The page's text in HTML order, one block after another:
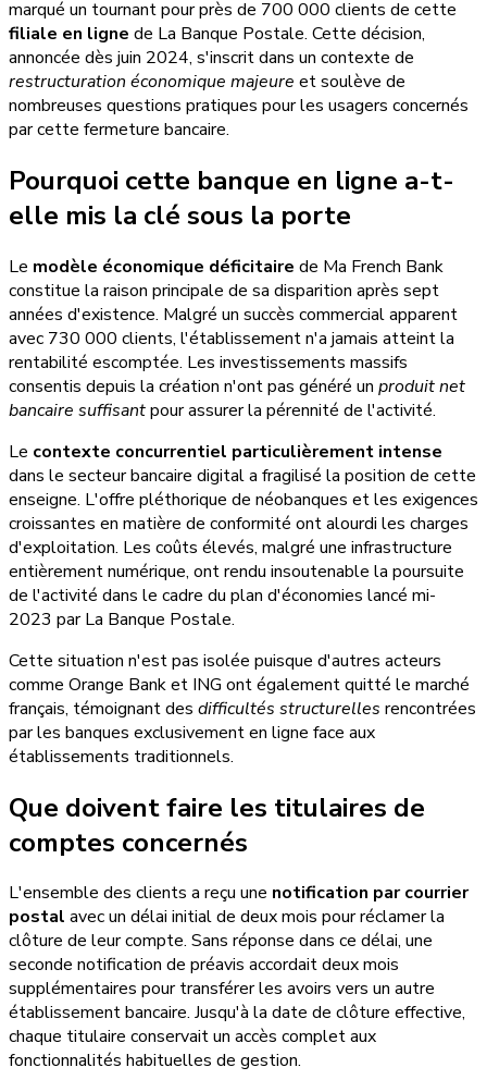
marqué un tournant pour près de 700 000 clients de cette
filiale en ligne de La Banque Postale. Cette décision,
annoncée dès juin 2024, s'inscrit dans un contexte de
restructuration économique majeure et soulève de
nombreuses questions pratiques pour les usagers concernés
par cette fermeture bancaire.
Pourquoi cette banque en ligne a-t-
elle mis la clé sous la porte
Le modèle économique déficitaire de Ma French Bank
constitue la raison principale de sa disparition après sept
années d'existence. Malgré un succès commercial apparent
avec 730 000 clients, l'établissement n'a jamais atteint la
rentabilité escomptée. Les investissements massifs
consentis depuis la création n'ont pas généré un produit net
bancaire suffisantpour assurer la pérennité de l'activité.
Le contexte concurrentiel particulièrement intense
dans le secteur bancaire digital a fragilisé la position de cette
enseigne. L'offre pléthorique de néobanques et les exigences
croissantes en matière de conformité ont alourdi les charges
d'exploitation. Les coûts élevés, malgré une infrastructure
entièrement numérique, ont rendu insoutenable la poursuite
de l'activité dans le cadre du plan d'économies lancé mi-
2023 par La Banque Postale.
Cette situation n'est pas isolée puisque d'autres acteurs
comme Orange Bank et ING ont également quitté le marché
français, témoignant des difficultés structurelles rencontrées
par les banques exclusivement en ligne face aux
établissements traditionnels.
Que doivent faire les titulaires de
comptes concernés
L'ensemble des clients a reçu une notification par courrier
postal avec un délai initial de deux mois pour réclamer la
clôture de leur compte. Sans réponse dans ce délai, une
seconde notification de préavis accordait deux mois
supplémentaires pour transférer les avoirs vers un autre
établissement bancaire. Jusqu'à la date de clôture effective,
chaque titulaire conservait un accès complet aux
fonctionnalités habituelles de gestion.